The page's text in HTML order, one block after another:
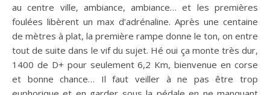
au centre ville, ambiance, ambiance… et les premières
foulées libèrent un max d’adrénaline. Après une centaine
de mètres à plat, la première rampe donne le ton, on entre
tout de suite dans le vif du sujet. Hé oui ça monte très dur,
1400 de D+ pour seulement 6,2 Km, bienvenue en corse
et bonne chance… Il faut veiller à ne pas être trop